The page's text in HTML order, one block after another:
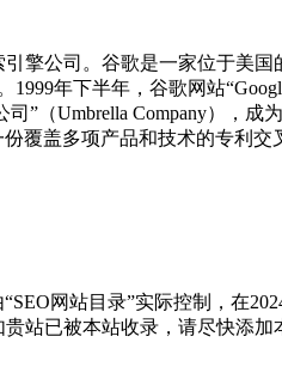
擎公司。谷歌是一家位于美
年下半年，谷歌网站
”（Umbrella Company），成
覆盖多项产品和技术的专利交
网站目录”实际控制，在
站已被本站收录，请尽快添加